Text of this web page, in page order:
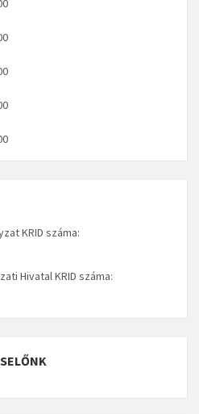
KRID száma:
Hivatal KRID száma: